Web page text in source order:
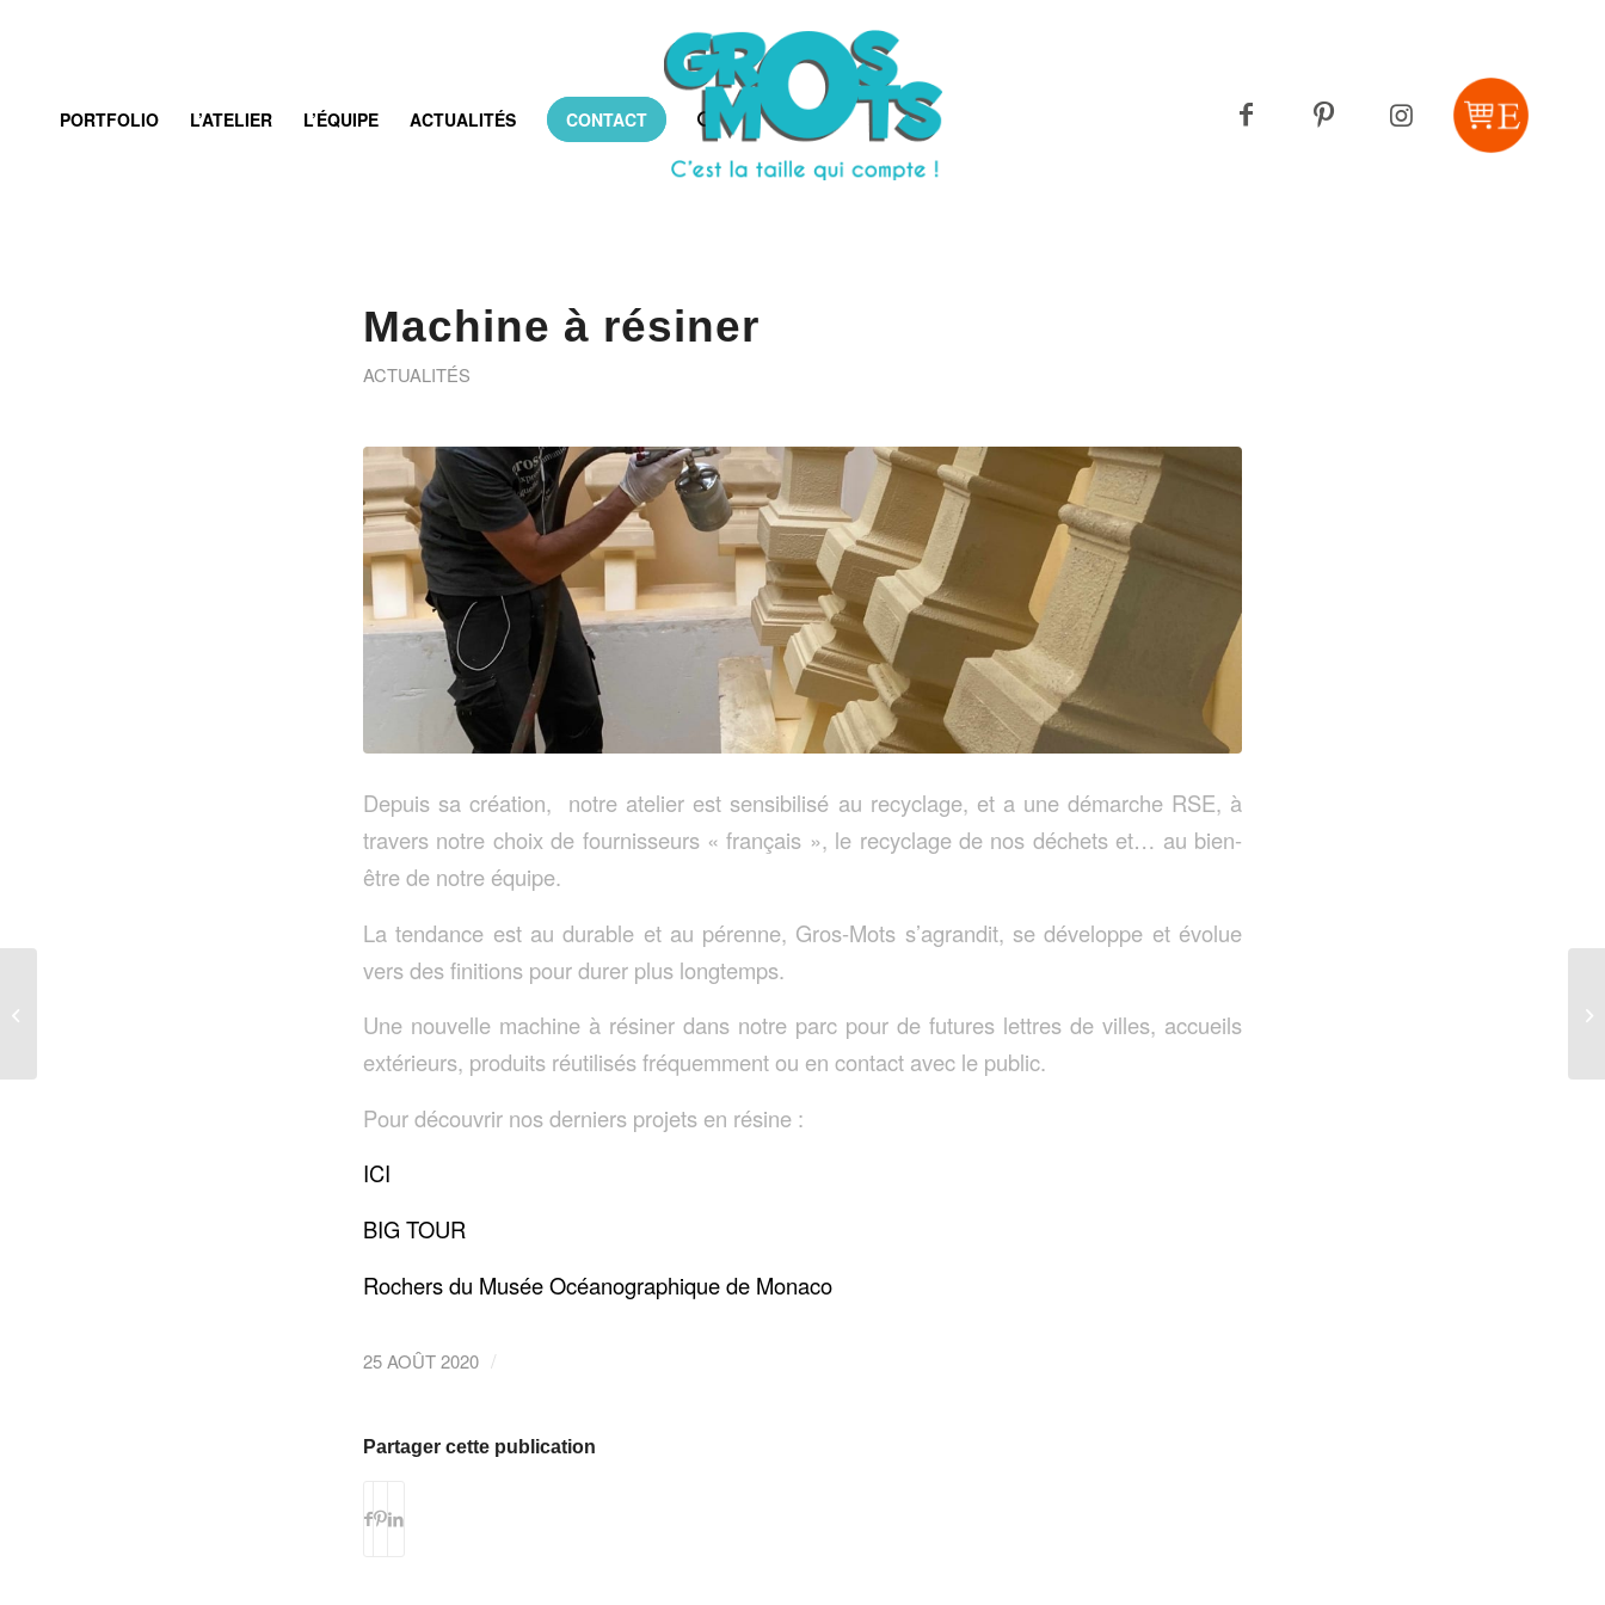
PORTFOLIO L’ATELIER L’ÉQUIPE ACTUALITÉS CONTACT
Machine à résiner
ACTUALITÉS
Depuis sa création, notre atelier est sensibilisé au recyclage, et a une démarche RSE, à
travers notre choix de fournisseurs « français », le recyclage de nos déchets et… au bien-
être de notre équipe.
La tendance est au durable et au pérenne, Gros-Mots s’agrandit, se développe et évolue
vers des finitions pour durer plus longtemps.
Une nouvelle machine à résiner dans notre parc pour de futures lettres de villes, accueils
extérieurs, produits réutilisés fréquemment ou en contact avec le public.
Pour découvrir nos derniers projets en résine :
ICI
BIG TOUR
Rochers du Musée Océanographique de Monaco
25 AOÛT 2020 /
Partager cette publication